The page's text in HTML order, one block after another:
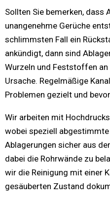
Sollten Sie bemerken, dass
unangenehme Gerüche
schlimmsten Fall ein
ankündigt, dann sind
Wurzeln und Feststoffen
Ursache. Regelmäßige
Problemen gezielt und
Wir arbeiten mit
wobei speziell
Ablagerungen sicher aus
dabei die Rohrwände zu
wir die Reinigung mit einer
gesäuberten Zustand